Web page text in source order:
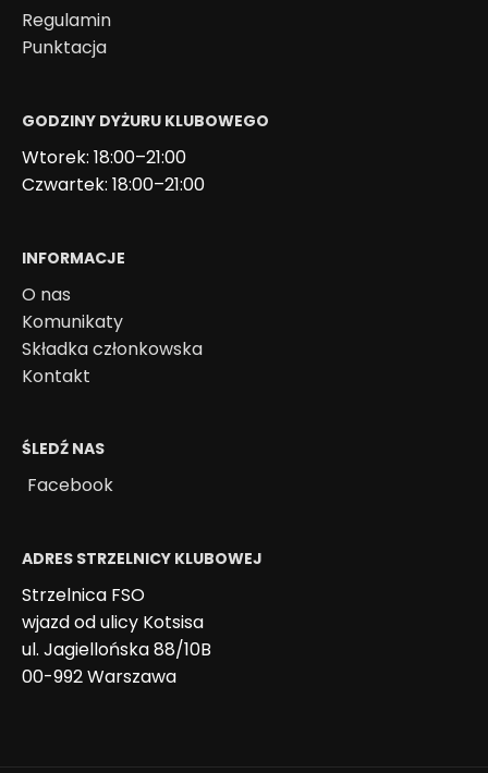
Regulamin
Punktacja
GODZINY DYŻURU KLUBOWEGO
Wtorek: 18:00–21:00
Czwartek: 18:00–21:00
INFORMACJE
O nas
Komunikaty
Składka członkowska
Kontakt
ŚLEDŹ NAS
Facebook
ADRES STRZELNICY KLUBOWEJ
Strzelnica FSO
wjazd od ulicy Kotsisa
ul. Jagiellońska 88/10B
00-992 Warszawa